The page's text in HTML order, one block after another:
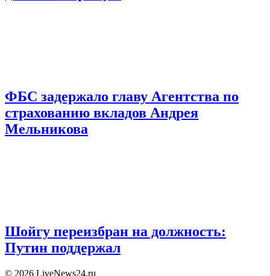
ФБС задержало главу Агентства по
страхованию вкладов Андрея
Мельникова
Шойгу переизбран на должность:
Путин поддержал
© 2026 LiveNews24.ru